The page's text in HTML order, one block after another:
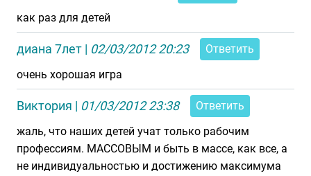
как раз для детей
диана 7лет | 02/03/2012 20:23
Ответить
очень хорошая игра
Виктория | 01/03/2012 23:38
Ответить
жаль, что наших детей учат только рабочим
профессиям. МАССОВЫМ и быть в массе, как все, а
не индивидуальностью и достижению максимума